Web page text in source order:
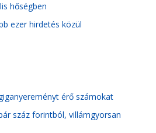
hőségben
ezer hirdetés közül
érő számokat
száz forintból, villámgyorsan